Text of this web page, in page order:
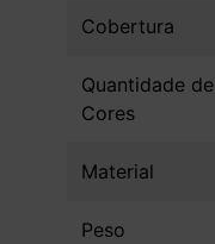
Cobertura
Quantidade de
Cores
Material
Peso